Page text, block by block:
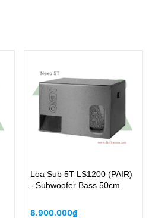
Loa Sub 5T LS1200 (PAIR)
- Subwoofer Bass 50cm
8.900.000₫